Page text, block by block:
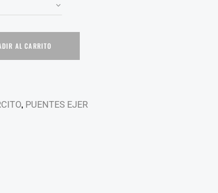
AL CARRITO
, PUENTES EJER